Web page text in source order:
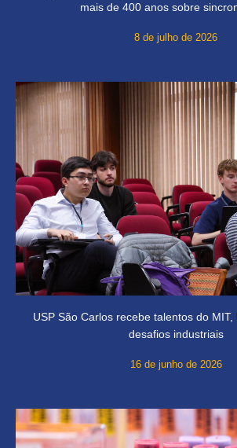
mais de 400 anos sobre
8 de julho de 2026
USP São Carlos recebe talentos do MIT,
desafios industriais
16 de junho de 2026